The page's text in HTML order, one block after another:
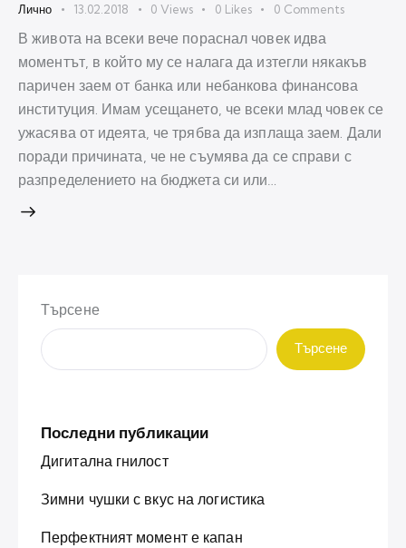
Лично 13.02.2018 0 Views 0 Likes 0 Comments
В живота на всеки вече пораснал човек идва
моментът, в който му се налага да изтегли някакъв
паричен заем от банка или небанкова финансова
институция. Имам усещането, че всеки млад човек се
ужасява от идеята, че трябва да изплаща заем. Дали
поради причината, че не съумява да се справи с
разпределението на бюджета си или…
Търсене
Търсене
Последни публикации
Дигитална гнилост
Зимни чушки с вкус на логистика
Перфектният момент е капан